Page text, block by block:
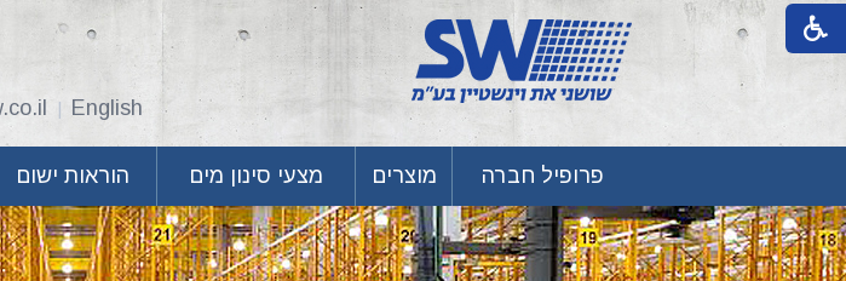
| English
פרופיל חברה מוצרים מצעי סינון מים הוראות ישום